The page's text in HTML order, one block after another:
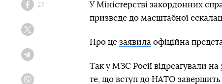
Facebook
27
У Міністерстві закордонних
призведе до масштабної
Про це заявила офіційна
Так у МЗС Росії відреагували на
те, що вступ до НАТО завершить